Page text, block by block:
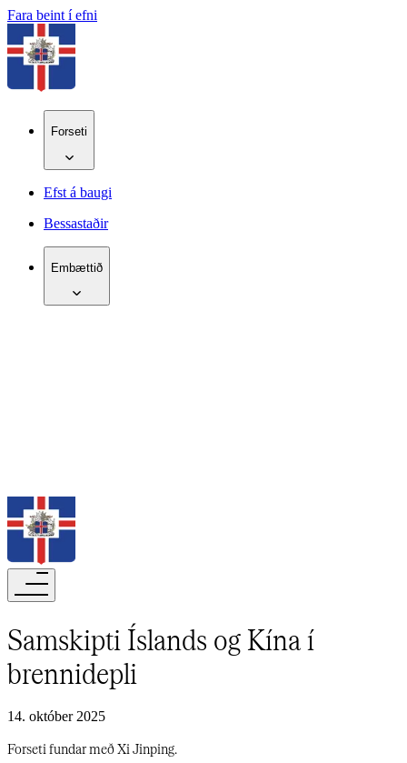
Fara beint í efni
Forseti
Efst á baugi
Bessastaðir
Embættið
Samskipti Íslands og Kína í
brennidepli​​​​‌ ‍ ​‍​‍‌‍ ‌ ​‍‌‍‍‌‌‍‌ ‌‍‍‌‌‍ ‍​‍​‍​ ‍‍​‍​‍‌ ​ ‌‍​‌‌‍ ‍‌‍‍‌‌ ‌​‌ ‍‌​‍ ‍‌‍‍‌‌‍ ​‍​‍​‍ ​​‍​‍‌‍‍​‌ ​‍‌‍‌‌‌‍‌‍​‍​‍​ ‍‍​‍​‍‌‍‍​‌ ‌​‌ ‌​‌ ​​‌ ​ ​‍ ​‍ ‌‍‌‍‌‍ ‌ ​‍‌ ​ ‌‍‌‌‌ ‌​‌‍‍‌​‍ ‌‌‍‍‌‌ ​ ‌‍ ​‌‍​‌‌‍ ‍‌‍‌​‌ ​ ​‍ ‍‌ ‌‍‌‍‌‌‌ ​‍‌‍​ ‌‍‌‌‌‍ ​​‍ ‍‌‍​‌‌ ​​‌ ​​​‍ ‌ ​ ‌ ‌​‌ ‌‌‌‍‌​‌‍‍‌‌‍ ​‍ ‌‍‍‌‌‍ ‍‌ ‌​‌‍‌‌‌‍ ‍‌ ‌​​‍ ‌‍‌‌‌‍‌​‌‍‍‌‌ ‌​​‍ ‌‍ ‌‌‍ ‌‍‌​‌‍‌‌​ ‌‌ ​​‌ ​‍‌‍‌‌‌ ​ ‌‍‌‌‌‍ ‍‌ ‌​‌‍​‌‌ ‌​‌‍‍‌‌‍ ‌‍ ‍​ ‍ ‌‍‍‌‌‍‌​​ ‌‌ ​ ‌​‍‌‌​‌​‌‍‍​‌​​‌‌‍‌​‌‍​ ​ ‌‌‌‌‌​‌​​ ‌‌‍​‌‌​ ‌‌‌‌‌​‍‌​ ‌​‌​ ‌​ ​ ‌‌​ ‌‌‌​‌​​‍‌​‌‍‌​‌​​ ‍ ‌ ‌​‌ ‍‌‌ ​​‌‍‌‌​ ‌‌‍ ‍‌‍‌‌‌ ‌ ‌ ​ ​ ‍ ‌ ​​‌‍​‌‌ ‌​‌‍‍​​ ‌‌ ‌​‌‍‍‌‌ ‌​‌‍ ​‌‍‌‌​ ‌‍​‍‌‍​‌‌ ​ ‌‍‌‌‌‌‌‌‌ ​‍‌‍ ​​ ‌‌‍‍​‌ ‌​‌ ‌​‌ ​​‌ ​ ​‍‌‌​ ​‍‌​‌‍​‍‌‌​ ​‍‌​‌‍‌‍‌‍‌‍ ‌ ​‍‌ ​ ‌‍‌‌‌ ‌​‌‍‍‌​‍ ‌‌‍‍‌‌ ​ ‌‍ ​‌‍​‌‌‍ ‍‌‍‌​‌ ​ ​‍ ‍‌ ‌‍‌‍‌‌‌ ​‍‌‍​ ‌‍‌‌‌‍ ​​‍ ‍‌‍​‌‌ ​​‌ ​​​‍‌‌​ ​‍‌​‌‍‌ ​ ‌ ‌​‌ ‌‌‌‍‌​‌‍‍‌‌‍ ​‍‌‍‌‍‍‌‌‍‌​​ ‌‌ ​ ‌​‍‌‌​‌​‌‍‍​‌​​‌‌‍‌​‌‍​ ​ ‌‌‌‌‌​‌​​ ‌‌‍​‌‌​ ‌‌‌‌‌​‍‌​ ‌​‌​ ‌​ ​ ‌‌​ ‌‌‌​‌​​‍‌​‌‍‌​‌​​‍‌‍‌ ‌​‌ ‍‌‌ ​​‌‍‌‌​ ‌‌‍ ‍‌‍‌‌‌ ‌ ‌ ​ ​‍‌‍‌ ​​‌‍​‌‌ ‌​‌‍‍​​ ‌‌ ‌​‌‍‍‌‌ ‌​‌‍ ​‌‍‌‌​‍‌‍‌ ​​‌‍‌‌‌ ​‍‌ ​ ‌ ​​‌‍‌‌‌‍​ ‌ ‌​‌‍‍‌‌ ‌‍‌‍‌‌​ ‌‌ ​​‌ ‌‌‌‍​‍‌‍ ​‌‍‍‌‌ ​ ‌‍‍​‌‍‌‌‌‍‌​​‍​‍‌ ‌
14. október 2025
Forseti fundar með Xi Jinping.​​​​‌ ‍ ​‍​‍‌‍ ‌ ​‍‌‍‍‌‌‍‌ ‌‍‍‌‌‍ ‍​‍​‍​ ‍‍​‍​‍‌ ​ ‌‍​‌‌‍ ‍‌‍‍‌‌ ‌​‌ ‍‌​‍ ‍‌‍‍‌‌‍ ​‍​‍​‍ ​​‍​‍‌‍‍​‌ ​‍‌‍‌‌‌‍‌‍​‍​‍​ ‍‍​‍​‍‌‍‍​‌ ‌​‌ ‌​‌ ​​‌ ​ ​‍ ​‍ ‌‍‌‍‌‍ ‌ ​‍‌ ​ ‌‍‌‌‌ ‌​‌‍‍‌​‍ ‌‌‍‍‌‌ ​ ‌‍ ​‌‍​‌‌‍ ‍‌‍‌​‌ ​ ​‍ ‍‌ ‌‍‌‍‌‌‌ ​‍‌‍​ ‌‍‌‌‌‍ ​​‍ ‍‌‍​‌‌ ​​‌ ​​​‍ ‌ ​ ‌ ‌​‌ ‌‌‌‍‌​‌‍‍‌‌‍ ​‍ ‌‍‍‌‌‍ ‍‌ ‌​‌‍‌‌‌‍ ‍‌ ‌​​‍ ‌‍‌‌‌‍‌​‌‍‍‌‌ ‌​​‍ ‌‍ ‌‌‍ ‌‍‌​‌‍‌‌​ ‌‌ ​​‌ ​‍‌‍‌‌‌ ​ ‌‍‌‌‌‍ ‍‌ ‌​‌‍​‌‌ ‌​‌‍‍‌‌‍ ‌‍ ‍​ ‍ ‌‍‍‌‌‍‌​​ ‌‌ ​ ‌​‍‌‌​‌​‌‍‍​‌​​‌‌‍‌​‌‍​ ​ ‌‌‌‌‌​‌​​ ‌‌‍​‌‌​ ‌‌‌‌‌​‍‌​ ‌​‌​ ‌​ ​ ‌‌​ ‌‌‌​‌​​‍‌​‌‍‌​‌​​ ‍ ‌ ‌​‌ ‍‌‌ ​​‌‍‌‌​ ‌‌‍ ‍‌‍‌‌‌ ‌ ‌ ​ ​ ‍ ‌ ​​‌‍​‌‌ ‌​‌‍‍​​ ‌‌‍‌​‌‍‌‌‌ ​ ‌‍​ ‌ ​‍‌‍‍‌‌ ​​‌ ‌​‌‍‍‌‌‍ ‌‍ ‍​ ‌‍​‍‌‍​‌‌ ​ ‌‍‌‌‌‌‌‌‌ ​‍‌‍ ​​ ‌‌‍‍​‌ ‌​‌ ‌​‌ ​​‌ ​ ​‍‌‌​ ​‍‌​‌‍​‍‌‌​ ​‍‌​‌‍‌‍‌‍‌‍ ‌ ​‍‌ ​ ‌‍‌‌‌ ‌​‌‍‍‌​‍ ‌‌‍‍‌‌ ​ ‌‍ ​‌‍​‌‌‍ ‍‌‍‌​‌ ​ ​‍ ‍‌ ‌‍‌‍‌‌‌ ​‍‌‍​ ‌‍‌‌‌‍ ​​‍ ‍‌‍​‌‌ ​​‌ ​​​‍‌‌​ ​‍‌​‌‍‌ ​ ‌ ‌​‌ ‌‌‌‍‌​‌‍‍‌‌‍ ​‍‌‍‌‍‍‌‌‍‌​​ ‌‌ ​ ‌​‍‌‌​‌​‌‍‍​‌​​‌‌‍‌​‌‍​ ​ ‌‌‌‌‌​‌​​ ‌‌‍​‌‌​ ‌‌‌‌‌​‍‌​ ‌​‌​ ‌​ ​ ‌‌​ ‌‌‌​‌​​‍‌​‌‍‌​‌​​‍‌‍‌ ‌​‌ ‍‌‌ ​​‌‍‌‌​ ‌‌‍ ‍‌‍‌‌‌ ‌ ‌ ​ ​‍‌‍‌ ​​‌‍​‌‌ ‌​‌‍‍​​ ‌‌‍‌​‌‍‌‌‌ ​ ‌‍​ ‌ ​‍‌‍‍‌‌ ​​‌ ‌​‌‍‍‌‌‍ ‌‍ ‍​‍‌‍‌ ​​‌‍‌‌‌ ​‍‌ ​ ‌ ​​‌‍‌‌‌‍​ ‌ ‌​‌‍‍‌‌ ‌‍‌‍‌‌​ ‌‌ ​​‌ ‌‌‌‍​‍‌‍ ​‌‍‍‌‌ ​ ‌‍‍​‌‍‌‌‌‍‌​​‍​‍‌ ‌